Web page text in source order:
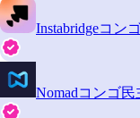
Instabridgeコン
Nomadコンゴ民